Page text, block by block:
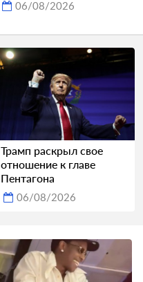
06/08/2026
Трамп раскрыл свое
отношение к главе
Пентагона
06/08/2026